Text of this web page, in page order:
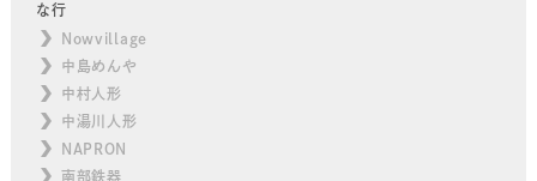
な行
Nowvillage
中島めんや
中村人形
中湯川人形
NAPRON
南部鉄器